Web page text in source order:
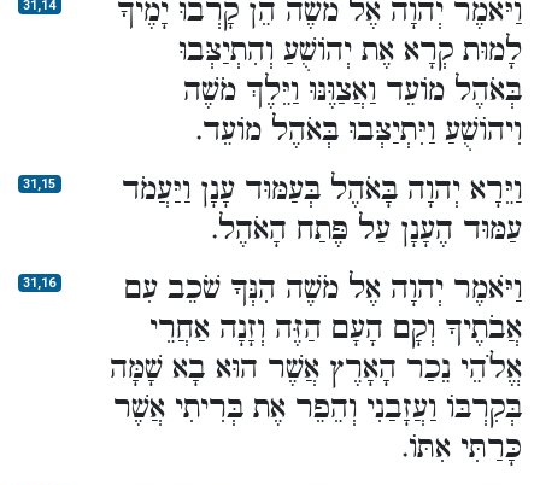
31,14
וַיֹּאמֶר יְהוָה אֶל מֹשֶׁה הֵן קָרְבוּ יָמֶיךָ
לָמוּת קְרָא אֶת יְהוֹשֻׁעַ וְהִתְיַצְּבוּ
בְּאֹהֶל מוֹעֵד וַאֲצַוֶּנּוּ וַיֵּלֶךְ מֹשֶׁה
וִיהוֹשֻׁעַ וַיִּתְיַצְּבוּ בְּאֹהֶל מוֹעֵד.
31,15
וַיֵּרָא יְהוָה בָּאֹהֶל בְּעַמּוּד עָנָן וַיַּעֲמֹד
עַמּוּד הֶעָנָן עַל פֶּתַח הָאֹהֶל.
31,16
וַיֹּאמֶר יְהוָה אֶל מֹשֶׁה הִנְּךָ שֹׁכֵב עִם
אֲבֹתֶיךָ וְקָם הָעָם הַזֶּה וְזָנָה אַחֲרֵי
אֱלֹהֵי נֵכַר הָאָרֶץ אֲשֶׁר הוּא בָא שָׁמָּה
בְּקִרְבּוֹ וַעֲזָבַנִי וְהֵפֵר אֶת בְּרִיתִי אֲשֶׁר
כָּרַתִּי אִתּוֹ.